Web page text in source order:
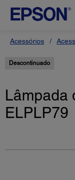
Acessórios
Descontinuado
Lâmpada
ELPLP79